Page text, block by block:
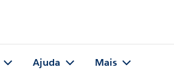
Ajuda Mais